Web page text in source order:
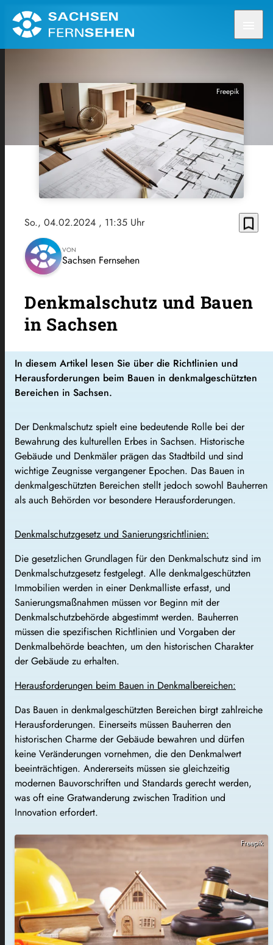
Freepik
So., 04.02.2024 , 11:35 Uhr bookmark_border
VON
Sachsen Fernsehen
Denkmalschutz und Bauen
in Sachsen
In diesem Artikel lesen Sie über die Richtlinien und
Herausforderungen beim Bauen in denkmalgeschützten
Bereichen in Sachsen.
Der Denkmalschutz spielt eine bedeutende Rolle bei der
Bewahrung des kulturellen Erbes in Sachsen. Historische
Gebäude und Denkmäler prägen das Stadtbild und sind
wichtige Zeugnisse vergangener Epochen. Das Bauen in
denkmalgeschützten Bereichen stellt jedoch sowohl Bauherren
als auch Behörden vor besondere Herausforderungen.
Denkmalschutzgesetz und Sanierungsrichtlinien:
Die gesetzlichen Grundlagen für den Denkmalschutz sind im
Denkmalschutzgesetz festgelegt. Alle denkmalgeschützten
Immobilien werden in einer Denkmalliste erfasst, und
Sanierungsmaßnahmen müssen vor Beginn mit der
Denkmalschutzbehörde abgestimmt werden. Bauherren
müssen die spezifischen Richtlinien und Vorgaben der
Denkmalbehörde beachten, um den historischen Charakter
der Gebäude zu erhalten.
Herausforderungen beim Bauen in Denkmalbereichen:
Das Bauen in denkmalgeschützten Bereichen birgt zahlreiche
Herausforderungen. Einerseits müssen Bauherren den
historischen Charme der Gebäude bewahren und dürfen
keine Veränderungen vornehmen, die den Denkmalwert
beeinträchtigen. Andererseits müssen sie gleichzeitig
modernen Bauvorschriften und Standards gerecht werden,
was oft eine Gratwanderung zwischen Tradition und
Innovation erfordert.
Freepik